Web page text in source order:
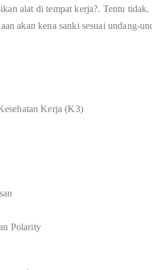
alat di tempat kerja?. Tentu
akan kena sanki sesuai undang-
Kerja (K3)
Polarity